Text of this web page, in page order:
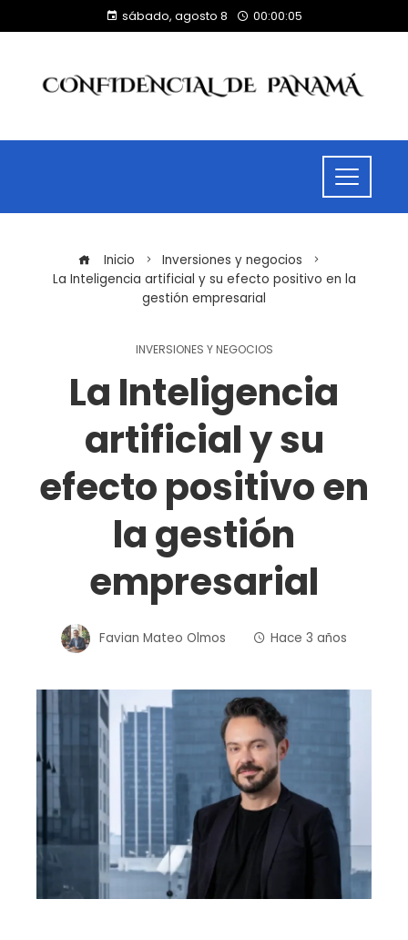
sábado, agosto 8 00:00:05
Inicio
Inversiones y negocios
La Inteligencia artificial y su efecto positivo en la
gestión empresarial
INVERSIONES Y NEGOCIOS
La Inteligencia
artificial y su
efecto positivo en
la gestión
empresarial
Favian Mateo Olmos Hace 3 años